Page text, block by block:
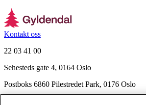
Kontakt oss
22 03 41 00
Sehesteds gate 4, 0164 Oslo
Postboks 6860 Pilestredet Park, 0176 Oslo